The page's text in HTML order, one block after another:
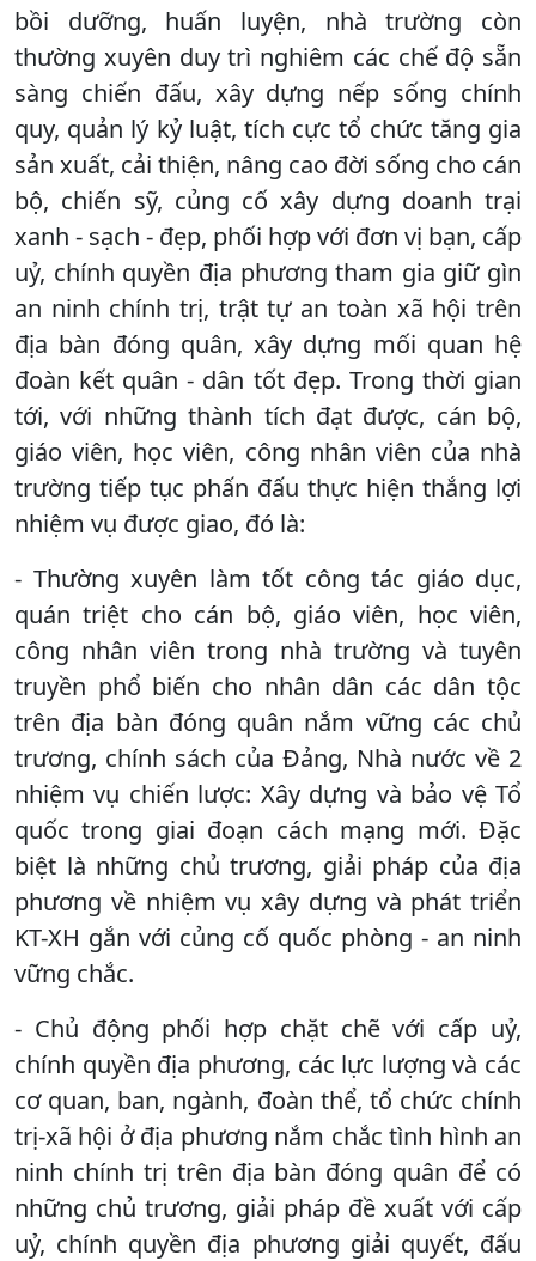
bồi dưỡng, huấn luyện, nhà trường còn
thường xuyên duy trì nghiêm các chế độ sẵn
sàng chiến đấu, xây dựng nếp sống chính
quy, quản lý kỷ luật, tích cực tổ chức tăng gia
sản xuất, cải thiện, nâng cao đời sống cho cán
bộ, chiến sỹ, củng cố xây dựng doanh trại
xanh - sạch - đẹp, phối hợp với đơn vị bạn, cấp
uỷ, chính quyền địa phương tham gia giữ gìn
an ninh chính trị, trật tự an toàn xã hội trên
địa bàn đóng quân, xây dựng mối quan hệ
đoàn kết quân - dân tốt đẹp. Trong thời gian
tới, với những thành tích đạt được, cán bộ,
giáo viên, học viên, công nhân viên của nhà
trường tiếp tục phấn đấu thực hiện thắng lợi
nhiệm vụ được giao, đó là:
- Thường xuyên làm tốt công tác giáo dục,
quán triệt cho cán bộ, giáo viên, học viên,
công nhân viên trong nhà trường và tuyên
truyền phổ biến cho nhân dân các dân tộc
trên địa bàn đóng quân nắm vững các chủ
trương, chính sách của Đảng, Nhà nước về 2
nhiệm vụ chiến lược: Xây dựng và bảo vệ Tổ
quốc trong giai đoạn cách mạng mới. Đặc
biệt là những chủ trương, giải pháp của địa
phương về nhiệm vụ xây dựng và phát triển
KT-XH gắn với củng cố quốc phòng - an ninh
vững chắc.
- Chủ động phối hợp chặt chẽ với cấp uỷ,
chính quyền địa phương, các lực lượng và các
cơ quan, ban, ngành, đoàn thể, tổ chức chính
trị-xã hội ở địa phương nắm chắc tình hình an
ninh chính trị trên địa bàn đóng quân để có
những chủ trương, giải pháp đề xuất với cấp
uỷ, chính quyền địa phương giải quyết, đấu